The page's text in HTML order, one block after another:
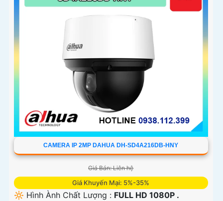
CAMERA IP 2MP DAHUA DH-SD4A216DB-HNY
Giá Bán: Liên hệ
Giá Khuyến Mại: 5%-35%
🔆 Hình Ành Chất Lượng : FULL HD 1080P .